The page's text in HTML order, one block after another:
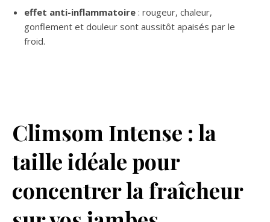
effet anti-inflammatoire : rougeur, chaleur,
gonflement et douleur sont aussitôt apaisés par le
froid.
Climsom Intense : la
taille idéale pour
concentrer la fraîcheur